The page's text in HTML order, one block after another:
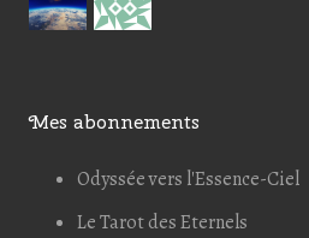
Mes abonnements
Odyssée vers l'Essence-Ciel
Le Tarot des Eternels